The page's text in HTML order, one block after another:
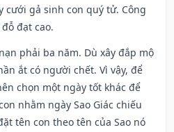
cưới gả sinh con quý tử. Công
đạt cao.
phải ba năm. Dù xây đắp mộ
ắt có người chết. Vì vậy, để
chọn một ngày tốt khác để
nhằm ngày Sao Giác chiếu
tên con theo tên của Sao nó